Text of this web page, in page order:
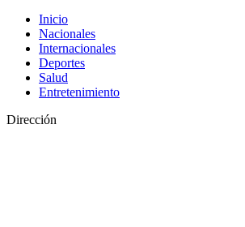
Inicio
Nacionales
Internacionales
Deportes
Salud
Entretenimiento
Dirección